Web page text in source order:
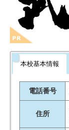
本校基本情報
電話番号
住所